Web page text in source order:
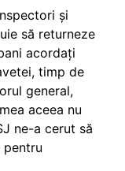
și
să returneze
acordați
timp de
general,
aceea nu
ne-a cerut să
pentru